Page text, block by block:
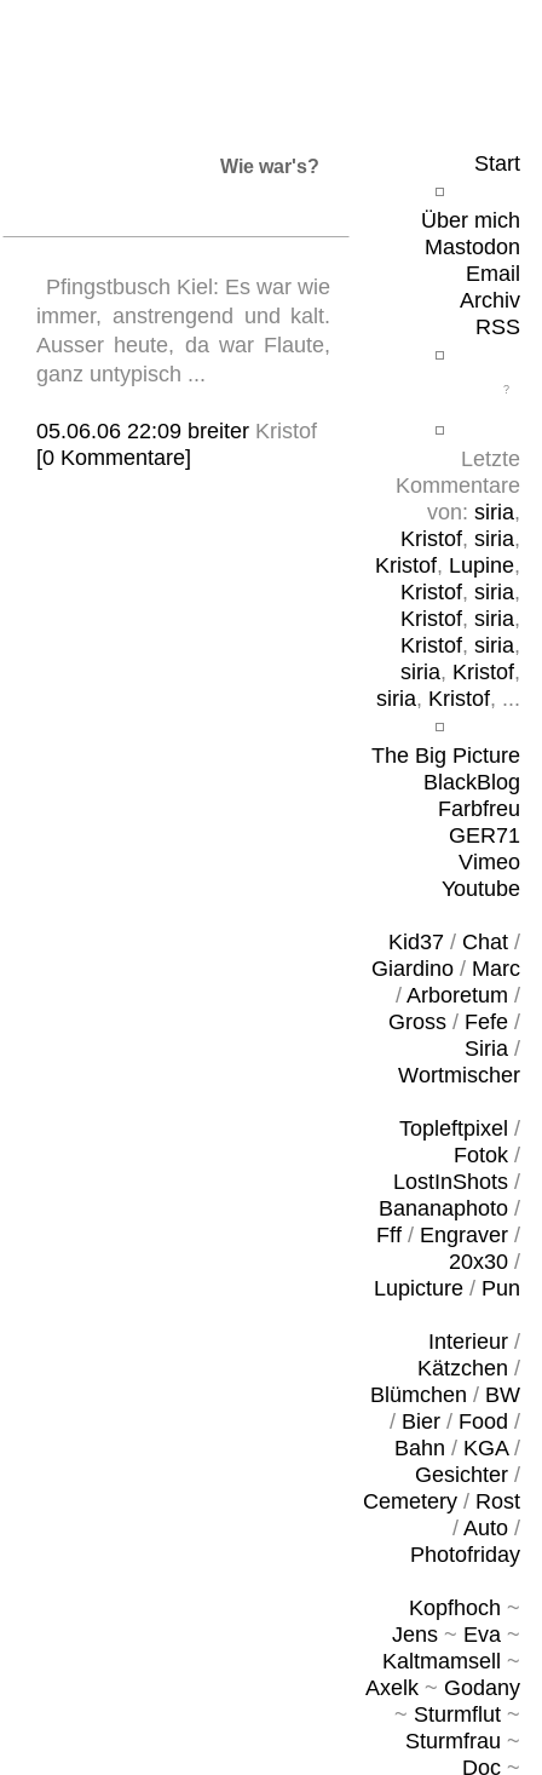
Start
Über mich
Mastodon
Email
Archiv
RSS
Letzte
Kommentare
von: siria,
Kristof, siria,
Kristof, Lupine,
Kristof, siria,
Kristof, siria,
Kristof, siria,
siria, Kristof,
siria, Kristof, ...
The Big Picture
BlackBlog
Farbfreu
GER71
Vimeo
Youtube
Kid37/ Chat/
Giardino/ Marc
/ Arboretum /
Gross/ Fefe/
Siria/
Wortmischer
Topleftpixel /
Fotok/
LostInShots/
Bananaphoto/
Fff/ Engraver/
20x30/
Lupicture/ Pun
Interieur/
Kätzchen /
Blümchen / BW
/ Bier/ Food /
Bahn / KGA/
Gesichter/
Cemetery/ Rost
/ Auto/
Photofriday
Kopfhoch ~
Jens~ Eva~
Kaltmamsell
~
Axelk~ Godany
~ Sturmflut~
Sturmfrau ~
Doc~
Wie war's?
Pfingstbusch Kiel: Es war wie
immer, anstrengend und kalt.
Ausser heute, da war Flaute,
ganz untypisch ...
05.06.06 22:09 breiter Kristof
[0 Kommentare]